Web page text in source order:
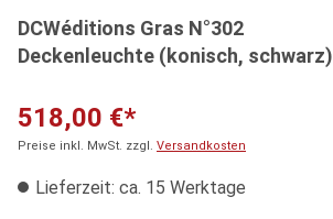
DCWéditions Gras N°302
Deckenleuchte (konisch, schwarz)
518,00 €*
Preise inkl. MwSt. zzgl. Versandkosten
Lieferzeit: ca. 15 Werktage